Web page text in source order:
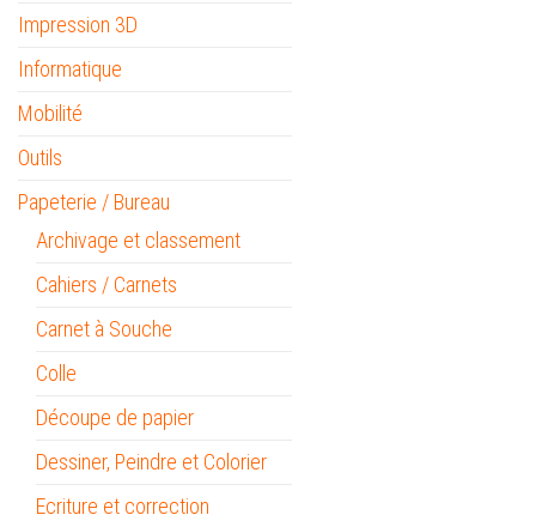
Impression 3D
Informatique
Mobilité
Outils
Papeterie / Bureau
Archivage et classement
Cahiers / Carnets
Carnet à Souche
Colle
Découpe de papier
Dessiner, Peindre et Colorier
Ecriture et correction